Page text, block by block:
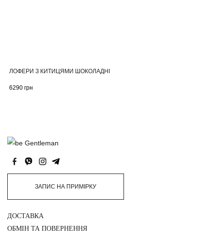
ЛОФЕРИ З КИТИЦЯМИ ШОКОЛАДНІ
6290 грн
ЗАПИС НА ПРИМІРКУ
ДОСТАВКА
ОБМІН ТА ПОВЕРНЕННЯ